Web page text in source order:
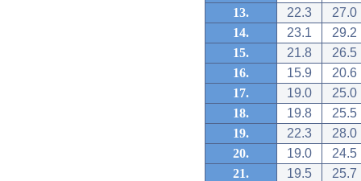
13.
22.3
27.0
14.
23.1
29.2
15.
21.8
26.5
16.
15.9
20.6
17.
19.0
25.0
18.
19.8
25.5
19.
22.3
28.0
20.
19.0
24.5
21.
19.5
25.7